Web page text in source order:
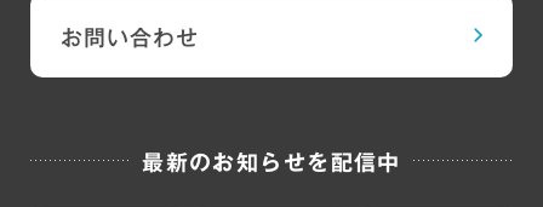
お問い合わせ
最新のお知らせを配信中